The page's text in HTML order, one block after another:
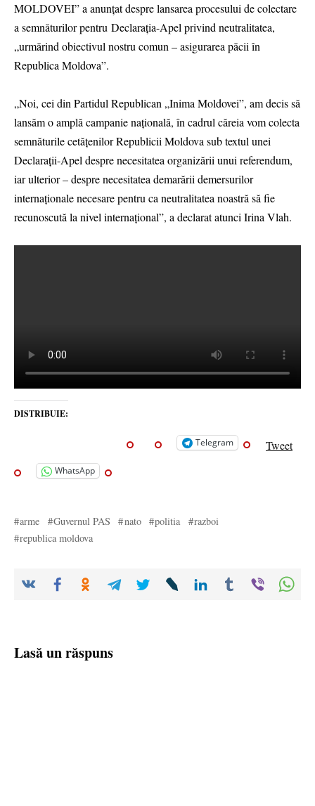
MOLDOVEI” a anunțat despre lansarea procesului de colectare
a semnăturilor pentru Declaraţia-Apel privind neutralitatea,
„urmărind obiectivul nostru comun – asigurarea păcii în
Republica Moldova”.
„Noi, cei din Partidul Republican „Inima Moldovei”, am decis să
lansăm o amplă campanie naţională, în cadrul căreia vom colecta
semnăturile cetăţenilor Republicii Moldova sub textul unei
Declaraţii-Apel despre necesitatea organizării unui referendum,
iar ulterior – despre necesitatea demarării demersurilor
internaţionale necesare pentru ca neutralitatea noastră să fie
recunoscută la nivel internaţional”, a declarat atunci Irina Vlah.
DISTRIBUIE:
Telegram Tweet
WhatsApp
arme Guvernul PAS nato politia
razboi
republica moldova
Lasă un răspuns